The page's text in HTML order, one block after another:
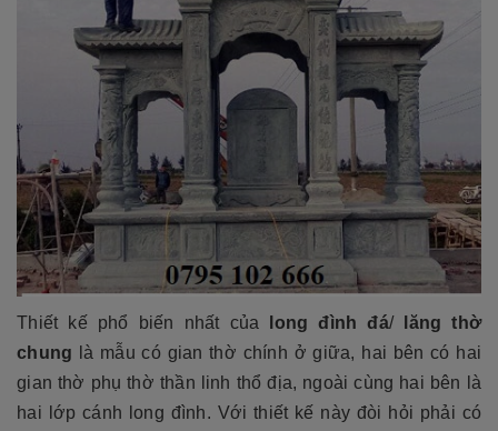
Thiết kế phổ biến nhất của long đình đá/
lăng thờ
chung
là mẫu có gian thờ chính ở giữa, hai bên có hai
gian thờ phụ thờ thần linh thổ địa, ngoài cùng hai bên là
hai lớp cánh long đình. Với thiết kế này đòi hỏi phải có